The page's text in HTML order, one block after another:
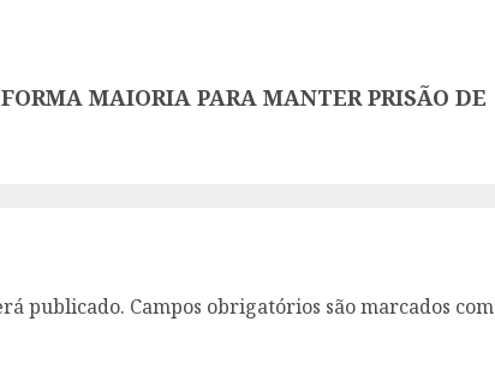
MAIORIA PARA MANTER PRISÃO DE
publicado. Campos obrigatórios são marcados com